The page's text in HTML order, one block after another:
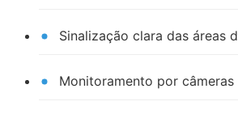
Sinalização clara das áreas
Monitoramento por